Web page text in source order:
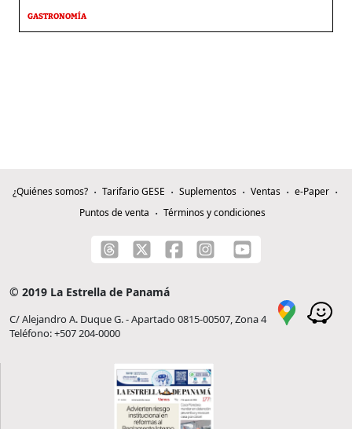
GASTRONOMÍA
¿Quiénes somos? Tarifario GESE Suplementos Ventas
e-Paper
Puntos de venta
Términos y condiciones
© 2019 La Estrella de Panamá
C/ Alejandro A. Duque G. - Apartado 0815-00507, Zona 4
Teléfono: +507 204-0000